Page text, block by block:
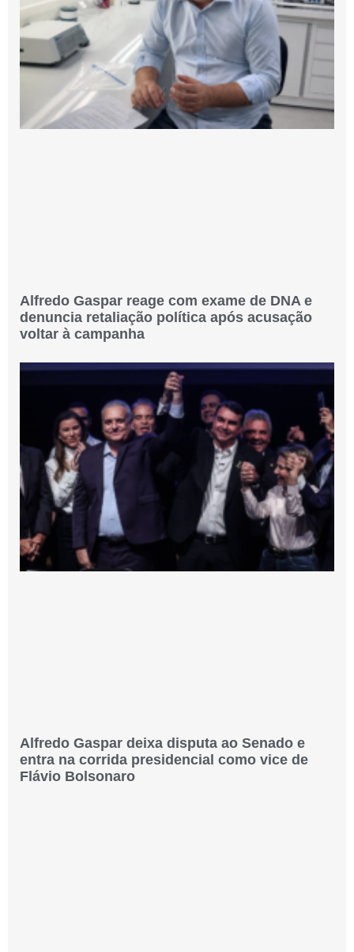
Alfredo Gaspar reage com exame de DNA e
denuncia retaliação política após acusação
voltar à campanha
Alfredo Gaspar deixa disputa ao Senado e
entra na corrida presidencial como vice de
Flávio Bolsonaro